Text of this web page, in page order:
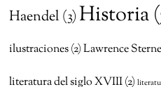
Haendel (3)Historia
ilustraciones(2)Lawrence Sterne
literatura del siglo XVIII(2)